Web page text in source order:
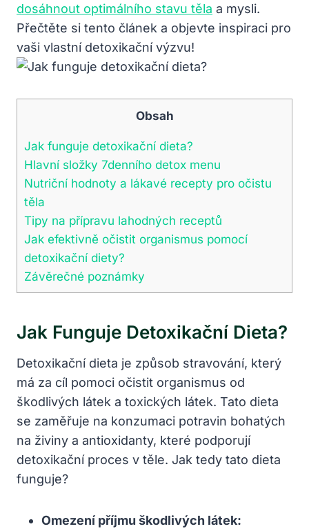
dosáhnout optimálního stavu těla a mysli.
Přečtěte si tento článek a objevte inspiraci pro
vaši vlastní detoxikační výzvu!
Obsah
Jak funguje detoxikační dieta?
Hlavní složky 7denního detox menu
Nutriční hodnoty a lákavé recepty pro očistu
těla
Tipy na přípravu lahodných receptů
Jak efektivně očistit organismus pomocí
detoxikační diety?
Závěrečné poznámky
Jak Funguje Detoxikační Dieta?
Detoxikační dieta je způsob stravování, který
má za cíl pomoci očistit organismus od
škodlivých látek a toxických látek. Tato dieta
se zaměřuje na konzumaci potravin bohatých
na živiny a antioxidanty, které podporují
detoxikační proces v těle. Jak tedy tato dieta
funguje?
Omezení příjmu škodlivých látek: